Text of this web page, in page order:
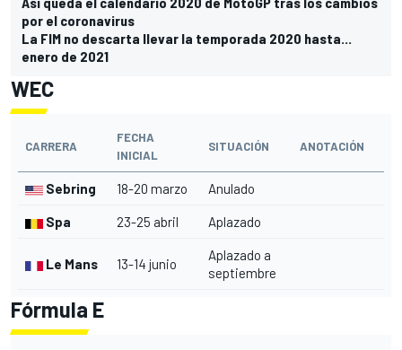
por el coronavirus
La FIM no descarta llevar la temporada 2020 hasta...
enero de 2021
WEC
CARRERA
FECHA
INICIAL
SITUACIÓN ANOTACIÓN
Sebring 18-20 marzo Anulado
Spa 23-25 abril Aplazado
Le Mans 13-14 junio
Aplazado a
septiembre
Fórmula E